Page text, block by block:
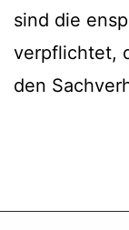
sind die
verpflichtet,
den